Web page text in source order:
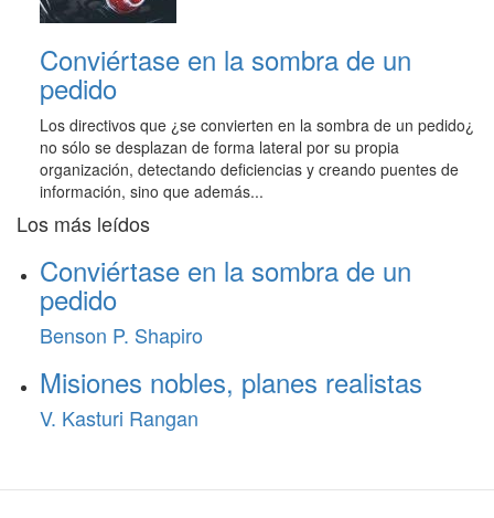
Conviértase en la sombra de un
pedido
Los directivos que ¿se convierten en la sombra de un pedido¿
no sólo se desplazan de forma lateral por su propia
organización, detectando deficiencias y creando puentes de
información, sino que además...
Los más leídos
Conviértase en la sombra de un
pedido
Benson P. Shapiro
Misiones nobles, planes realistas
V. Kasturi Rangan